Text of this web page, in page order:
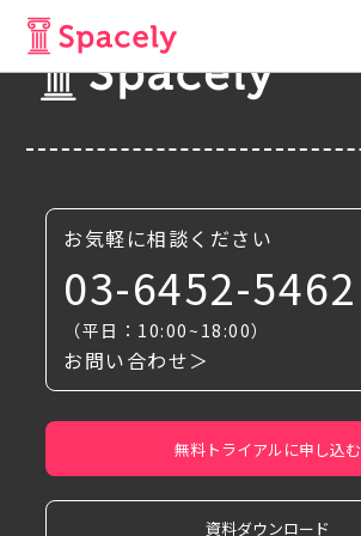
お気軽に相談ください
03-6452-5462
（平日：10:00~18:00）
お問い合わせ＞
無料トライアルに申し込む
資料ダウンロード